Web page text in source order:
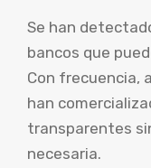
Se han
bancos que
Con frecuencia,
han
transparentes
necesaria.